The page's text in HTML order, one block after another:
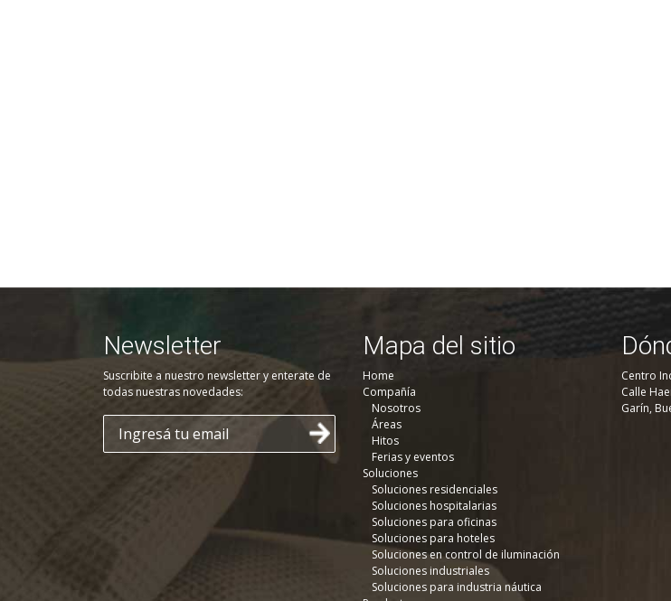
Newsletter
Suscribite a nuestro newsletter y enterate de
todas nuestras novedades:
Mapa del sitio
Home
Compañía
Nosotros
Áreas
Hitos
Ferias y eventos
Soluciones
Soluciones residenciales
Soluciones hospitalarias
Soluciones para oficinas
Soluciones para hoteles
Soluciones en control de iluminación
Soluciones industriales
Soluciones para industria náutica
Centro
Calle
Garín,